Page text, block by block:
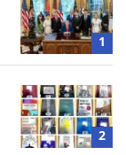
1
2